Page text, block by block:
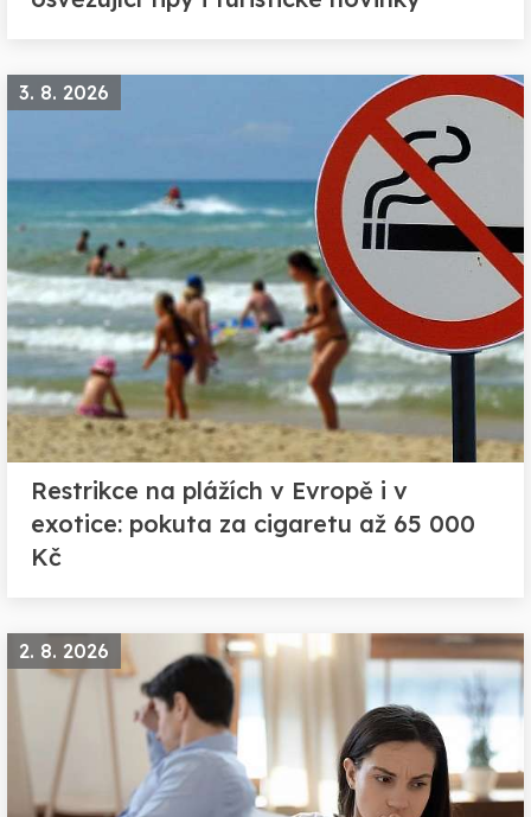
3. 8. 2026
Restrikce na plážích v Evropě i v
exotice: pokuta za cigaretu až 65 000
Kč
2. 8. 2026